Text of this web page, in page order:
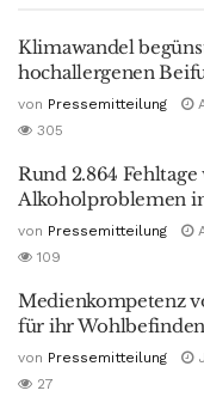
Klimawandel
hochallergenen
von Pressemitteilung
305
Rund 2.864 Fehltage
Alkoholproblemen
von Pressemitteilung
109
Medienkompetenz
für ihr Wohlbefinden
von Pressemitteilung
27